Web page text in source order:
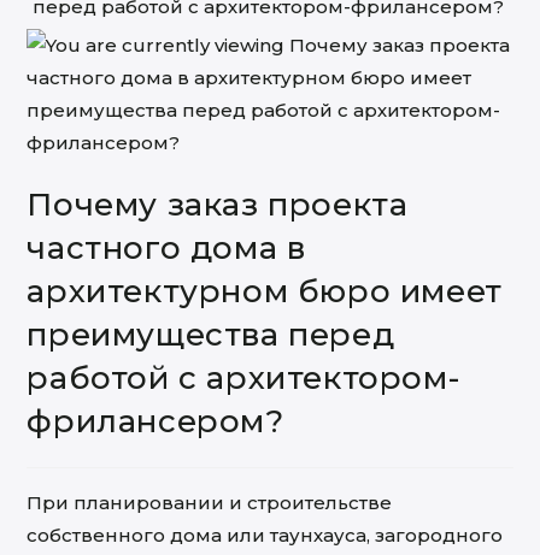
перед работой с архитектором-фрилансером?
Почему заказ проекта
частного дома в
архитектурном бюро имеет
преимущества перед
работой с архитектором-
фрилансером?
При планировании и строительстве
собственного дома или таунхауса, загородного